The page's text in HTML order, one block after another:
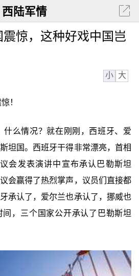
西陆军情
惊，这种好戏中国岂
小 大
！
什么情况？就在刚刚，西班牙、爱
坦国。西班牙干得非常漂亮，首相
会发表演讲中宣布承认巴勒斯坦
会赢得了热烈掌声，议员们直接都
承认了，爱尔兰也承认了，挪威也
，三个国家公开承认了巴勒斯坦